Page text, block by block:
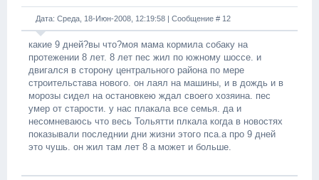
Дата: Среда, 18-Июн-2008, 12:19:58 | Сообщение # 12
какие 9 дней?вы что?моя мама кормила собаку на
протежении 8 лет. 8 лет пес жил по южному шоссе. и
двигался в сторону центрального района по мере
строительстава нового. он лаял на машины, и в дождь и в
морозы сидел на остановкею ждал своего хозяина. пес
умер от старости. у нас плакала все семья. да и
несомневаюсь что весь Тольятти плкала когда в новостях
показывали последнии дни жизни этого пса.а про 9 дней
это чушь. он жил там лет 8 а может и больше.